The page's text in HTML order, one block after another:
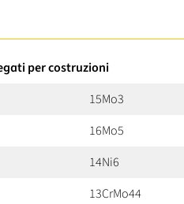
per costruzioni
15Mo3
16Mo5
14Ni6
13CrMo44